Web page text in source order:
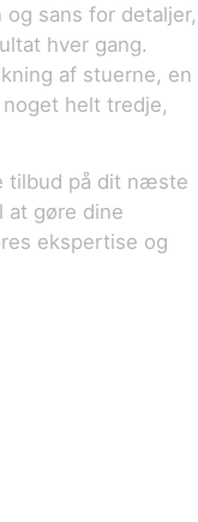
sans for detaljer,
hver gang.
af stuerne, en
helt tredje,
tilbud på dit næste
at gøre dine
ekspertise og